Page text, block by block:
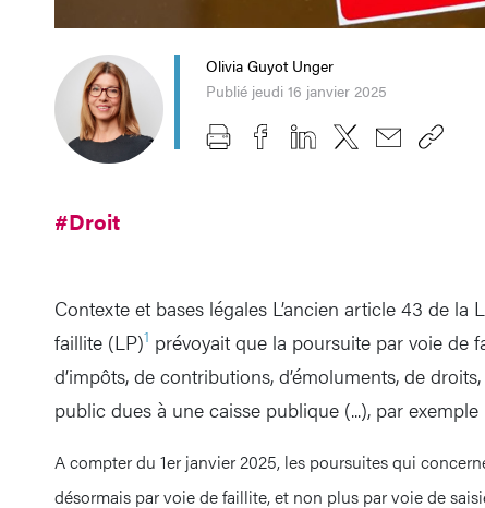
Olivia Guyot Unger
Publié jeudi 16 janvier 2025
#Droit
Contexte et bases légales L’ancien article 43 de
faillite (LP)1 prévoyait que la poursuite par voie de
d’impôts, de contributions, d’émoluments, de
public dues à une caisse publique (...), par
A compter du 1er janvier 2025, les poursuites qui
désormais par voie de faillite, et non plus par voie de